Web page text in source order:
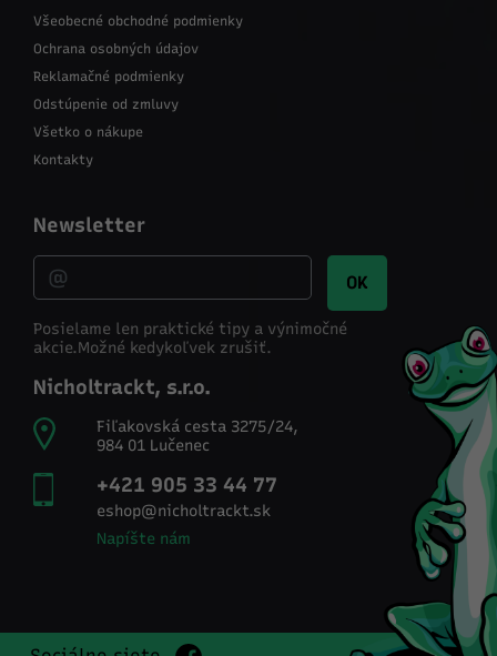
Všeobecné obchodné podmienky
Ochrana osobných údajov
Reklamačné podmienky
Odstúpenie od zmluvy
Všetko o nákupe
Kontakty
Newsletter
OK
Posielame len praktické tipy a výnimočné
akcie.Možné kedykoľvek zrušiť.
Nicholtrackt, s.r.o.
Fiľakovská cesta 3275/24,
984 01 Lučenec
+421 905 33 44 77
eshop@nicholtrackt.sk
Napíšte nám